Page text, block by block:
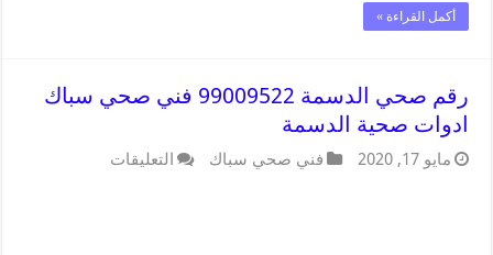
أكمل القراءة »
رقم صحي الدسمة 99009522 فني صحي سباك
ادوات صحية الدسمة
مايو 17, 2020 فني صحي سباك التعليقات